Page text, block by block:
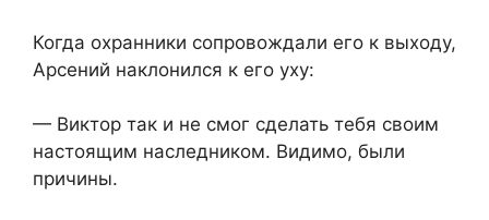
Когда охранники сопровождали его к выходу,
Арсений наклонился к его уху:
— Виктор так и не смог сделать тебя своим
настоящим наследником. Видимо, были
причины.